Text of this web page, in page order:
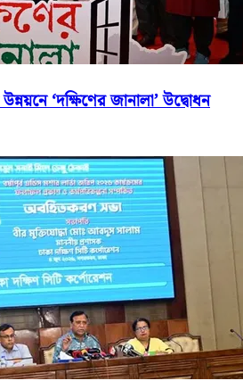
‘দক্ষিণের জানালা’ উদ্বোধন